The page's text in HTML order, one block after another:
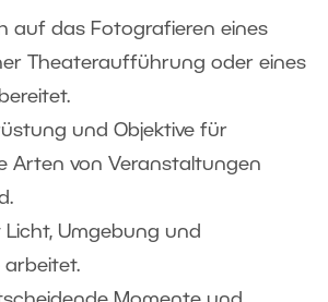
auf das Fotografieren eines
Theateraufführung oder eines
und Objektive für
Arten von Veranstaltungen
Licht, Umgebung und
arbeitet.